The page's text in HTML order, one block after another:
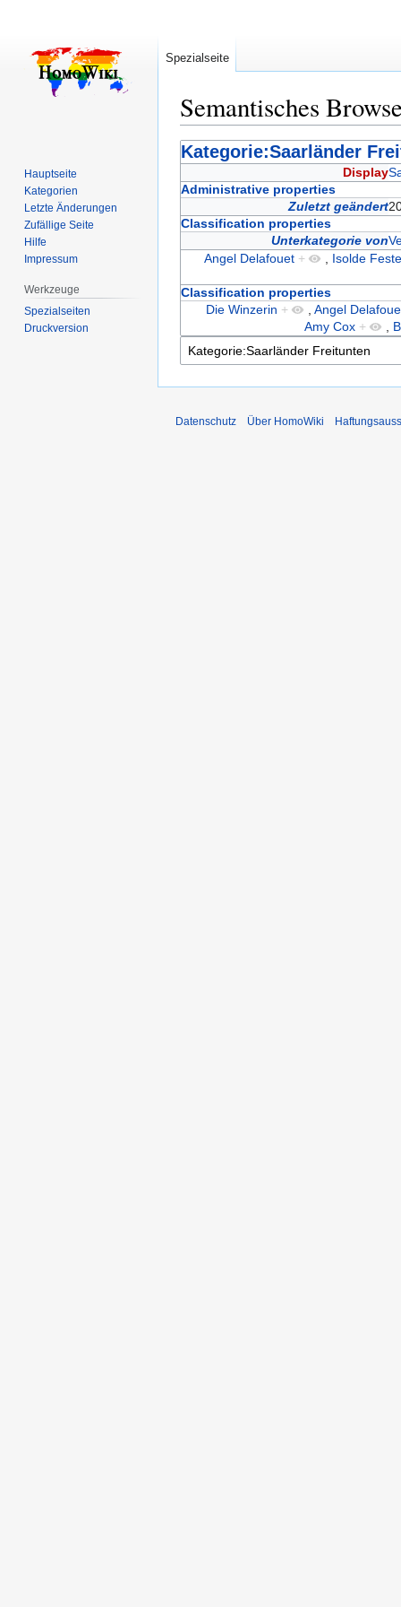
Semantisches
Zur
Navigation
springen
Zur
Suche
springen
Kategorie:Saarländer
Display
Administrative properties
Zuletzt geändert
Classification properties
Unterkategorie von
Angel Delafouet + , Isolde
Classification properties
Die Winzerin + ,Angel
Amy Cox + ,
Spezialseite
Hauptseite
Kategorien
Letzte Änderungen
Zufällige Seite
Hilfe
Impressum
Werkzeuge
Spezialseiten
Druckversion
Datenschutz Über HomoWiki